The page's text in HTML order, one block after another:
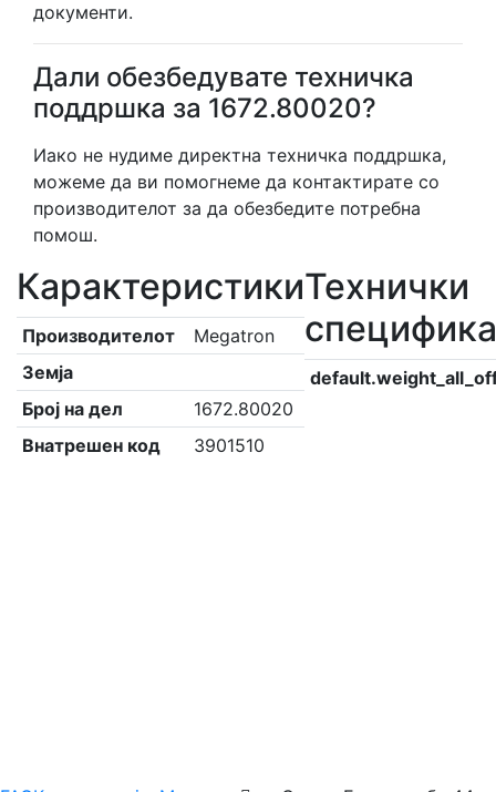
документи.
Дали обезбедувате техничка
поддршка за 1672.80020?
Иако не нудиме директна техничка поддршка,
можеме да ви помогнеме да контактирате со
производителот за да обезбедите потребна
помош.
Карактеристики
Производителот
Megatron
Земја
Број на дел
1672.80020
Внатрешен код
3901510
Технички